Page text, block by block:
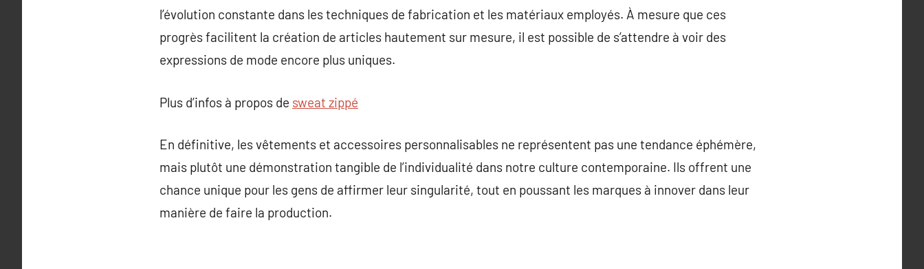
l’évolution constante dans les techniques de fabrication et les matériaux employés. À mesure que ces
progrès facilitent la création de articles hautement sur mesure, il est possible de s’attendre à voir des
expressions de mode encore plus uniques.
Plus d’infos à propos de sweat zippé
En définitive, les vêtements et accessoires personnalisables ne représentent pas une tendance éphémère,
mais plutôt une démonstration tangible de l’individualité dans notre culture contemporaine. Ils offrent une
chance unique pour les gens de affirmer leur singularité, tout en poussant les marques à innover dans leur
manière de faire la production.